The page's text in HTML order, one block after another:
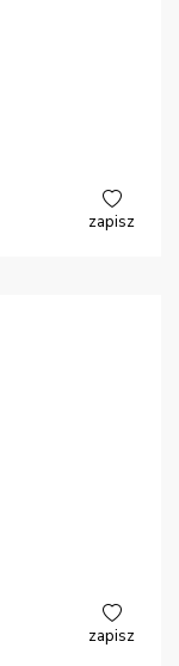
zapisz
zapisz